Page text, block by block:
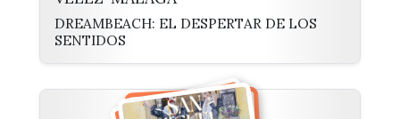
DREAMBEACH: EL DESPERTAR DE LOS
SENTIDOS